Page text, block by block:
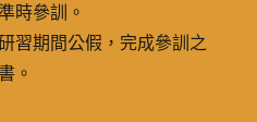
時參訓。
習期間公假，完成參訓之
。